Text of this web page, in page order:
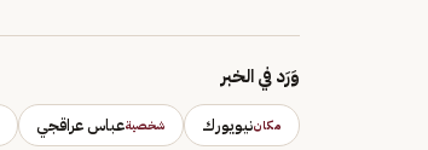
وَرَد في الخبر
مكاننيويورك شخصيةعباس عراقجي